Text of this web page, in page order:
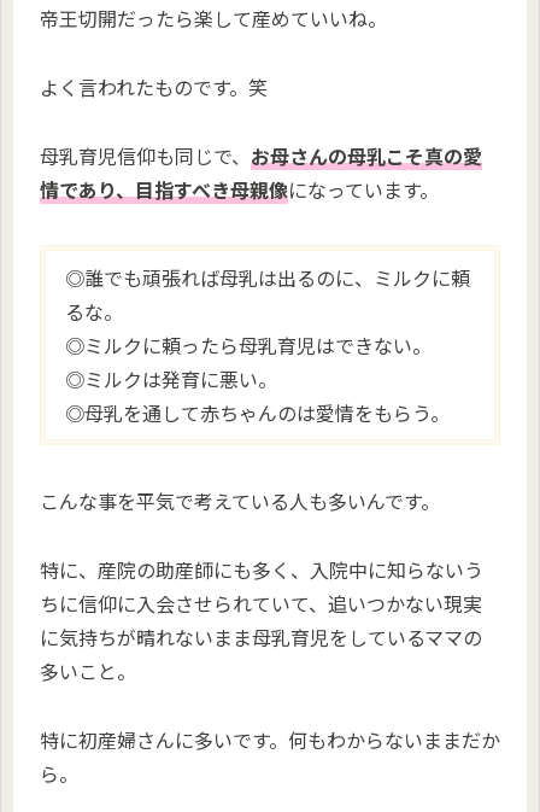
帝王切開だったら楽して産めていいね。
よく言われたものです。笑
母乳育児信仰も同じで、 お母さんの母乳こそ真の愛
情であり、目指すべき母親像になっています。
◎誰でも頑張れば母乳は出るのに、ミルクに頼
るな。
◎ミルクに頼ったら母乳育児はできない。
◎ミルクは発育に悪い。
◎母乳を通して赤ちゃんのは愛情をもらう。
こんな事を平気で考えている人も多いんです。
特に、産院の助産師にも多く、入院中に知らないう
ちに信仰に入会させられていて、追いつかない現実
に気持ちが晴れないまま母乳育児をしているママの
多いこと。
特に初産婦さんに多いです。何もわからないままだか
ら。